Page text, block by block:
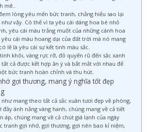
mẽ..
lòng yêu mến bức tranh, chẳng hiểu sao lại
vậy. Có thể vì ta yêu cái dáng hoa bé nhỏ
yêu cái màu trắng muốt của những cánh hoa
cái màu hoang dại của đất trời mà nó mang
lẽ là yêu cái sự kết tinh màu sắc.
khôi, vàng rực rỡ, đỏ quyến rũ đến sắc xanh
tất cả được kết hợp ăn ý và bắt mắt với nhau để
bức tranh hoàn chỉnh và thu hút.
gợi thương, mang ý nghĩa tốt đẹp
mang theo tất cả sắc xuân tươi đẹp về phòng,
đầy ánh nắng vàng hanh, chúng mang về cả tiết
áp, chúng mang về cả chút giá lạnh của ngày
tranh gợi nhớ, gợi thương, gợi nên bao kỉ niệm,